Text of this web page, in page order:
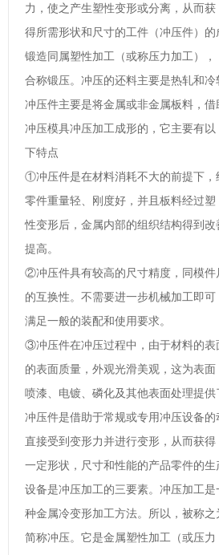
力，使之产生塑性变形或分离，从而获
得所需形状和尺寸的工件（冲压件）
锻造同属塑性加工（或称压力加工），
合称锻压。冲压的还料主要是热轧和冷
冲压件主要是将金属或非金属板料，
冲压模具冲压加工成形的，它主要有以
下特点
①冲压件是在材料消耗不大的前提下，
零件重量轻、刚度好，并且板料经过塑
性变形后，金属内部的组织结构得到
提高。
②冲压件具有较高的尺寸精度，同模件
的互换性。不需要进一步机械加工即可
满足一般的装配和使用要求。
③冲压件在冲压过程中，由于材料的表
的表面质量，外观光滑美观，这为表面
喷漆、电镀、磷化及其他表面处理提供
冲压件是借助于常规或专用冲压设备
直接受到变形力并进行变形，从而获得
一定形状，尺寸和性能的产品零件的
设备是冲压加工的三要素。冲压加工是
种金属冷变形加工方法。所以，被称之
简称冲压。它是金属塑性加工（或压力